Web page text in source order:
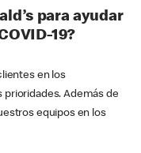
para ayudar
19?
en los
prioridades. Además de
equipos en los